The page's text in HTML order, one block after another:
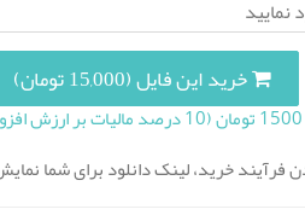
خرید این فایل (15,000 تومان)
خرید، لینک دانلود برای شما